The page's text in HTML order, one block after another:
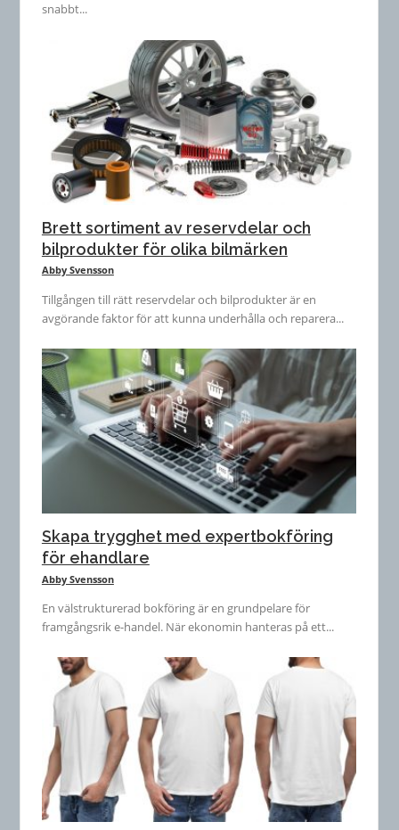
snabbt...
Brett sortiment av reservdelar och
bilprodukter för olika bilmärken
Abby Svensson
Tillgången till rätt reservdelar och bilprodukter är en
avgörande faktor för att kunna underhålla och reparera...
Skapa trygghet med expertbokföring
för ehandlare
Abby Svensson
En välstrukturerad bokföring är en grundpelare för
framgångsrik e-handel. När ekonomin hanteras på ett...